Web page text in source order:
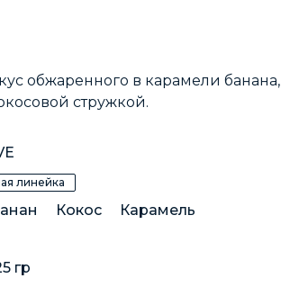
обжаренного в карамели банана,
стружкой.
линейка
Кокос
Карамель
гр